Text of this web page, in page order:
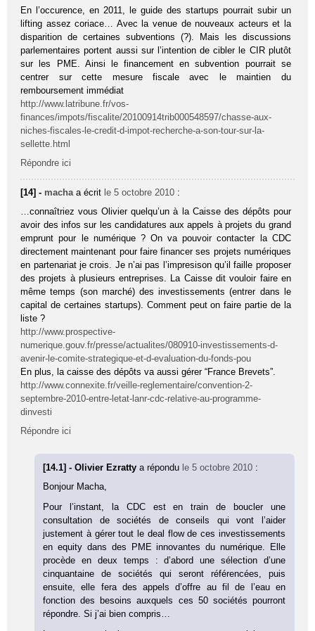
En l’occurence, en 2011, le guide des startups pourrait subir un
lifting assez coriace… Avec la venue de nouveaux acteurs et la
disparition de certaines subventions (?). Mais les discussions
parlementaires portent aussi sur l’intention de cibler le CIR plutôt
sur les PME. Ainsi le financement en subvention pourrait se
centrer sur cette mesure fiscale avec le maintien du
remboursement immédiat
http://www.latribune.fr/vos-
finances/impots/fiscalite/20100914trib000548597/chasse-aux-
niches-fiscales-le-credit-d-impot-recherche-a-son-tour-sur-la-
sellette.html
Répondre ici
[14] - macha a écrit le 5 octobre 2010 :
…connaîtriez vous Olivier quelqu’un à la Caisse des dépôts pour
avoir des infos sur les candidatures aux appels à projets du grand
emprunt pour le numérique ? On va pouvoir contacter la CDC
directement maintenant pour faire financer ses projets numériques
en partenariat je crois. Je n’ai pas l’impresison qu’il faille proposer
des projets à plusieurs entreprises. La Caisse dit vouloir faire en
même temps (son marché) des investissements (entrer dans le
capital de certaines startups). Comment peut on faire partie de la
liste ?
http://www.prospective-
numerique.gouv.fr/presse/actualites/080910-investissements-d-
avenir-le-comite-strategique-et-d-evaluation-du-fonds-pou
En plus, la caisse des dépôts va aussi gérer “France Brevets”.
http://www.connexite.fr/veille-reglementaire/convention-2-
septembre-2010-entre-letat-lanr-cdc-relative-au-programme-
dinvesti
Répondre ici
[14.1] - Olivier Ezrattya répondu le 5 octobre 2010 :
Bonjour Macha,
Pour l’instant, la CDC est en train de boucler une
consultation de sociétés de conseils qui vont l’aider
justement à gérer tout le deal flow de ces investissements
en equity dans des PME innovantes du numérique. Elle
procède en deux temps : d’abord une sélection d’une
cinquantaine de sociétés qui seront référencées, puis
ensuite, elle fera des appels d’offre au fil de l’eau en
fonction des besoins auxquels ces 50 sociétés pourront
répondre. Si j’ai bien compris…